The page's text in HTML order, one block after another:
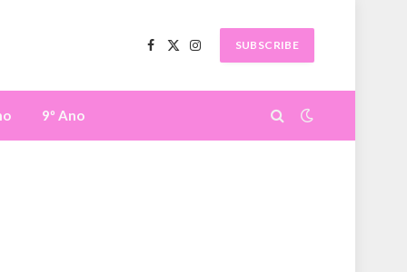
Facebook
X
Instagram
SUBSCRIBE
9º Ano